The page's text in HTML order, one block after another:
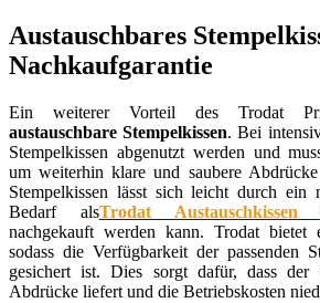
Austauschbares
Nachkaufgarantie
Ein weiterer Vorteil des Trodat
austauschbare Stempelkissen. Bei
Stempelkissen abgenutzt werden und
um weiterhin klare und saubere
Stempelkissen lässt sich leicht durch ein
Bedarf alsTrodat Austauschkissen
nachgekauft werden kann. Trodat bietet
sodass die Verfügbarkeit der passenden
gesichert ist. Dies sorgt dafür, dass der
Abdrücke liefert und die Betriebskosten